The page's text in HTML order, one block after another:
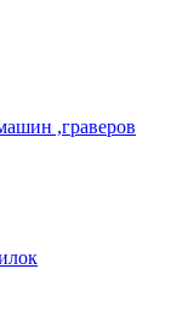
,граверов